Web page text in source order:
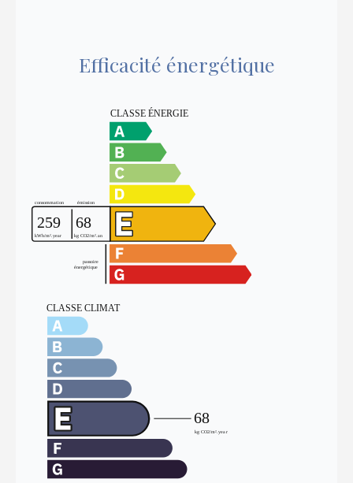
Efficacité énergétique